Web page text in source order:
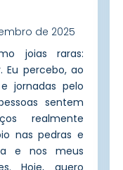
de 2025
joias raras:
Eu percebo, ao
jornadas pelo
sentem
realmente
nas pedras e
e nos meus